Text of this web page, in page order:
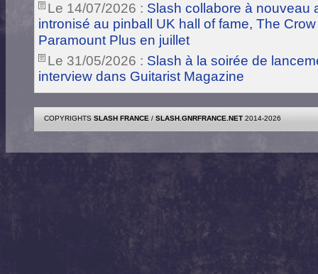
Le 14/07/2026 : Slash collabore à nouveau
intronisé au pinball UK hall of fame, The
Paramount Plus en juillet
Le 31/05/2026 : Slash à la soirée de
interview dans Guitarist Magazine
COPYRIGHTS SLASH FRANCE / SLASH.GNRFRANCE.NET 2014-2026